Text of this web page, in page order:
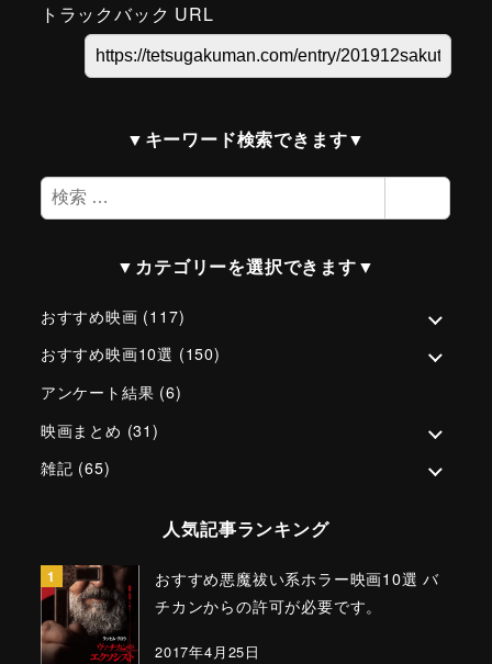
トラックバック URL
▼キーワード検索できます▼
検
索
▼カテゴリーを選択できます▼
おすすめ映画 (117)
おすすめ映画10選 (150)
アンケート結果 (6)
映画まとめ (31)
雑記 (65)
人気記事ランキング
おすすめ悪魔祓い系ホラー映画10選 バ
チカンからの許可が必要です。
2017年4月25日